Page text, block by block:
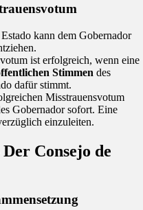
kann dem Gobernador
ist erfolgreich, wenn eine
Stimmen des
dafür stimmt.
Misstrauensvotum
Gobernador sofort. Eine
einzuleiten.
Consejo de